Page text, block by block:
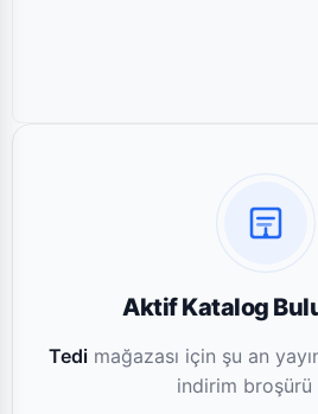
Aktif Katalog
Tedimağazası için şu an
indirim broşürü